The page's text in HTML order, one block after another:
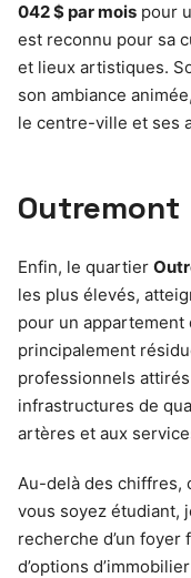
042 $ par mois pour
est reconnu pour sa
et lieux artistiques.
son ambiance
le centre-ville et ses
Outremont
Enfin, le quartier
les plus élevés,
pour un appartement
principalement
professionnels
infrastructures de
artères et aux
Au-delà des chiffres,
vous soyez étudiant,
recherche d’un
d’options